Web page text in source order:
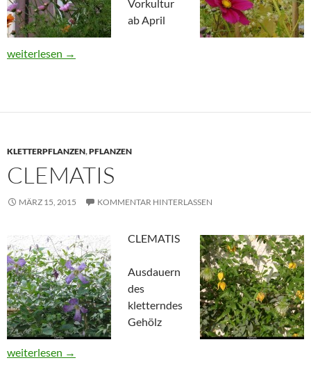
Vorkultur
ab April
Kosmos
weiterlesen →
KLETTERPFLANZEN,PFLANZEN
CLEMATIS
MÄRZ 15, 2015 KOMMENTAR HINTERLASSEN
CLEMATIS
Ausdauern
des
kletterndes
Gehölz
Clematis
weiterlesen →